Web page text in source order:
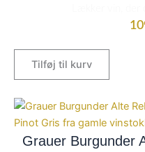
Tilføj til kurv
Grauer Burgunder